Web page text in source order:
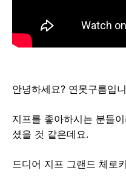
안녕하세요? 연못구름입
지프를 좋아하시는 분들
셨을 것 같은데요.
드디어 지프 그랜드 체로